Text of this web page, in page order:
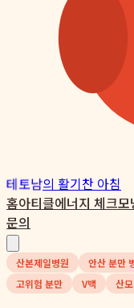
테토남의 활기찬 아침
홈아티클에너지 체크모
문의
산본제일병원 안산 분만
고위험 분만
V백 산